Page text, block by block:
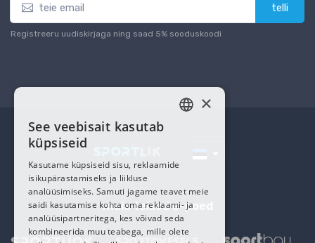
telli
Registreeru uudiskirjaga ning saad 5% sooduskoodi
meie teised e-poed
RUSSIAN
×
See veebisait kasutab
küpsiseid
Kasutame küpsiseid sisu, reklaamide
isikupärastamiseks ja liikluse
analüüsimiseks. Samuti jagame teavet meie
saidi kasutamise kohta oma reklaami- ja
analüüsipartneritega, kes võivad seda
kombineerida muu teabega, mille olete